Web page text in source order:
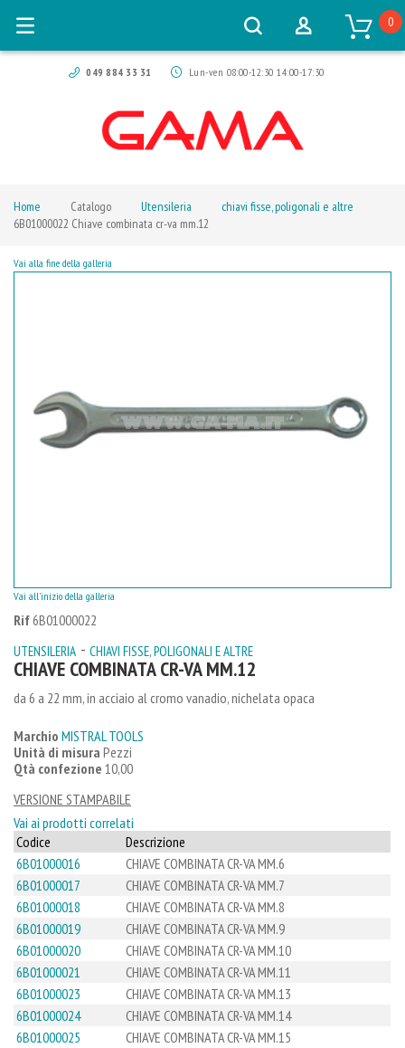
049 884 33 31 Lun-ven 08:00-12:30 14:00-17:30
0
Home Catalogo Utensileria
chiavi fisse, poligonali e altre
6B01000022 Chiave combinata cr-va mm.12
Rif6B01000022
UTENSILERIA - CHIAVI FISSE, POLIGONALI E ALTRE
CHIAVE COMBINATA CR-VA MM.12
da 6 a 22 mm, in acciaio al cromo vanadio, nichelata opaca
Marchio MISTRAL TOOLS
Unità di misura Pezzi
Qtà confezione 10,00
VERSIONE STAMPABILE
Vai ai prodotti correlati
Codice
Descrizione
6B01000016
CHIAVE COMBINATA CR-VA MM.6
6B01000017
CHIAVE COMBINATA CR-VA MM.7
6B01000018
CHIAVE COMBINATA CR-VA MM.8
6B01000019
CHIAVE COMBINATA CR-VA MM.9
6B01000020
CHIAVE COMBINATA CR-VA MM.10
6B01000021
CHIAVE COMBINATA CR-VA MM.11
6B01000023
CHIAVE COMBINATA CR-VA MM.13
6B01000024
CHIAVE COMBINATA CR-VA MM.14
6B01000025
CHIAVE COMBINATA CR-VA MM.15
Vai alla fine della galleria
Vai all'inizio della galleria